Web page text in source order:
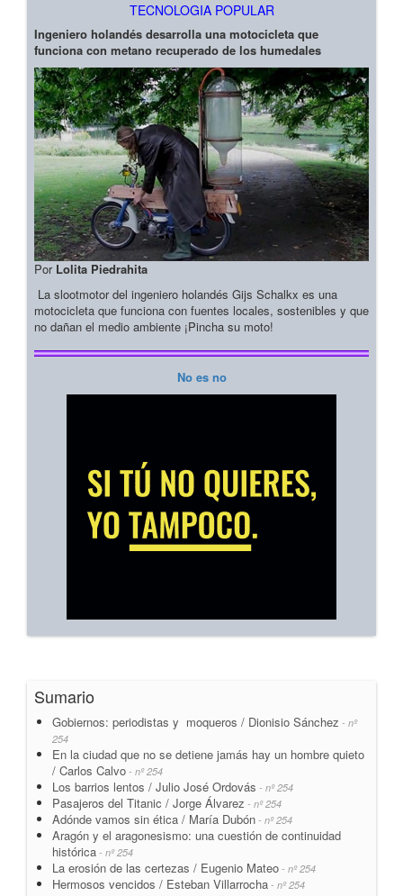
TECNOLOGIA POPULAR
Ingeniero holandés desarrolla una motocicleta que
funciona con metano recuperado de los humedales
Por Lolita Piedrahita
La slootmotor del ingeniero holandés Gijs Schalkx es una
motocicleta que funciona con fuentes locales, sostenibles y que
no dañan el medio ambiente ¡Pincha su moto!
No es no
Sumario
Gobiernos: periodistas y moqueros / Dionisio Sánchez - nº
254
En la ciudad que no se detiene jamás hay un hombre quieto
/ Carlos Calvo - nº 254
Los barrios lentos / Julio José Ordovás - nº 254
Pasajeros del Titanic / Jorge Álvarez - nº 254
Adónde vamos sin ética / María Dubón - nº 254
Aragón y el aragonesismo: una cuestión de continuidad
histórica - nº 254
La erosión de las certezas / Eugenio Mateo - nº 254
Hermosos vencidos / Esteban Villarrocha - nº 254